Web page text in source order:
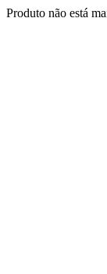
Produto não está